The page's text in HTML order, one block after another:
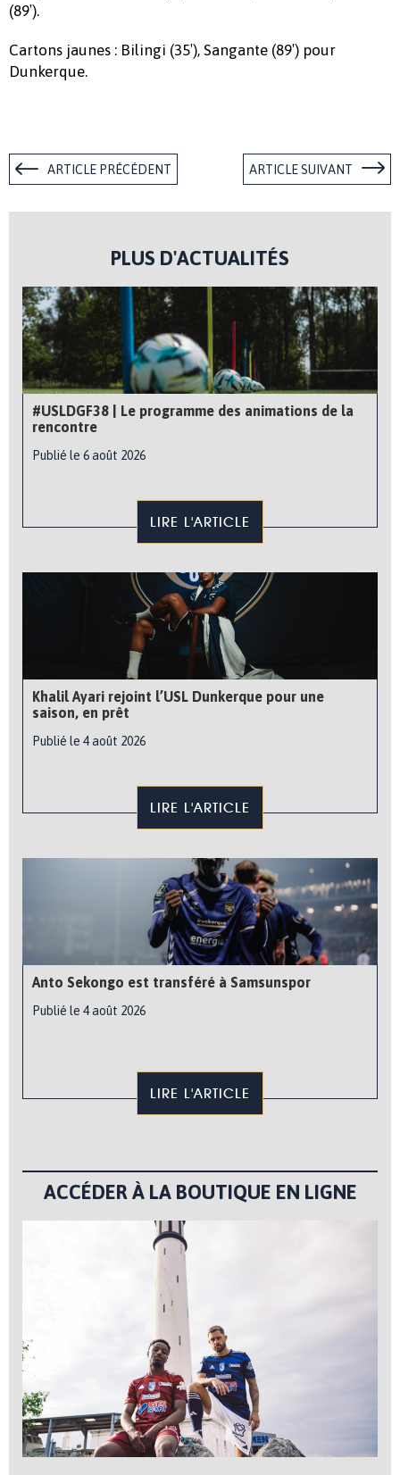
(89′).
Cartons jaunes : Bilingi (35′), Sangante (89′) pour
Dunkerque.
ARTICLE PRÉCÉDENT ARTICLE SUIVANT
PLUS D'ACTUALITÉS
#USLDGF38 | Le programme des animations de la
rencontre
Publié le 6 août 2026
LIRE L'ARTICLE
Khalil Ayari rejoint l’USL Dunkerque pour une
saison, en prêt
Publié le 4 août 2026
LIRE L'ARTICLE
Anto Sekongo est transféré à Samsunspor
Publié le 4 août 2026
LIRE L'ARTICLE
ACCÉDER À LA BOUTIQUE EN LIGNE